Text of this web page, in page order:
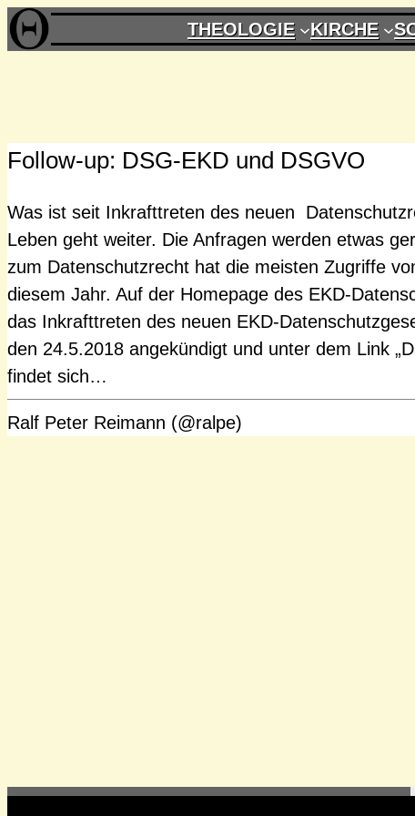
Zum
Inhalt
THEOLOGIE KIRCHE
Follow-up: DSG-EKD und DSGVO
Was ist seit Inkrafttreten des neuen
Leben geht weiter. Die Anfragen werden etwas
zum Datenschutzrecht hat die meisten Zugriffe
diesem Jahr. Auf der Homepage des EKD-
das Inkrafttreten des neuen EKD-
den 24.5.2018 angekündigt und unter dem Link
findet sich…
Ralf Peter Reimann (@ralpe)